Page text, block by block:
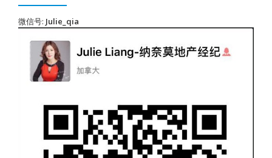
微信号: Julie_qia